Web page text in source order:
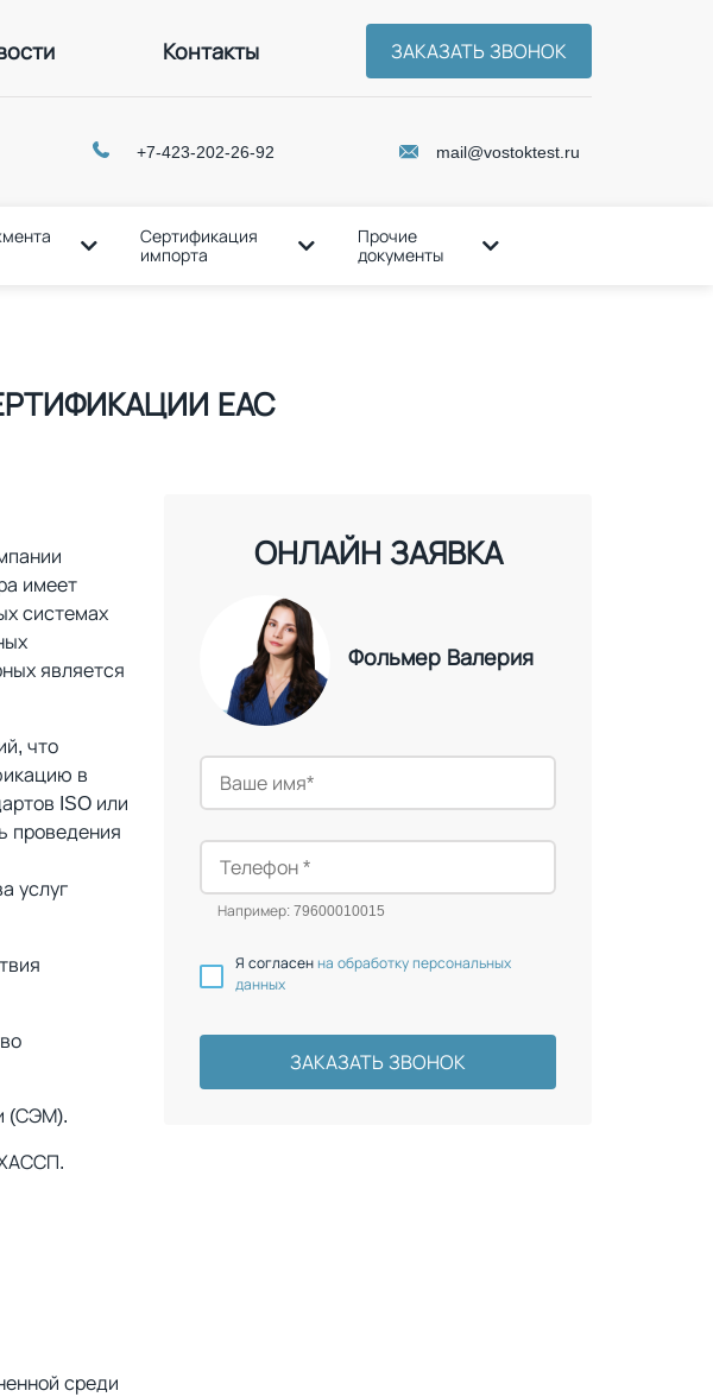
Контакты ЗАКАЗАТЬ ЗВОНОК
+7-423-202-26-92 mail@vostoktest.ru
Сертификация
импорта
Прочие
документы
ЕАС
имеет
системах
является
что
в
ISO или
проведения
услуг
(СЭМ).
среди
ОНЛАЙН ЗАЯВКА
Фольмер Валерия
Например: 79600010015
Я согласенна обработку персональных
данных